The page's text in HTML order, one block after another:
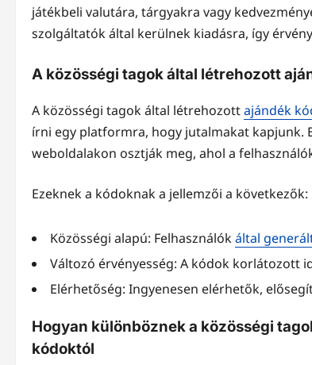
játékbeli valutára, tárgyakra vagy
szolgáltatók által kerülnek kiadásra, így
A közösségi tagok által létrehozott
A közösségi tagok által létrehozottajándék
írni egy platformra, hogy jutalmakat kapjunk.
weboldalakon osztják meg, ahol a
Ezeknek a kódoknak a jellemzői a következők:
Közösségi alapú: Felhasználókáltal
Változó érvényesség: A kódok korlátozott
Elérhetőség: Ingyenesen elérhetők,
Hogyan különböznek a közösségi
kódoktól